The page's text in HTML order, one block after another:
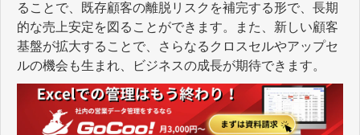
ることで、既存顧客の離脱リスクを補完する形で、長期
的な売上安定を図ることができます。また、新しい顧客
基盤が拡大することで、さらなるクロスセルやアップセ
ルの機会も生まれ、ビジネスの成長が期待できます。